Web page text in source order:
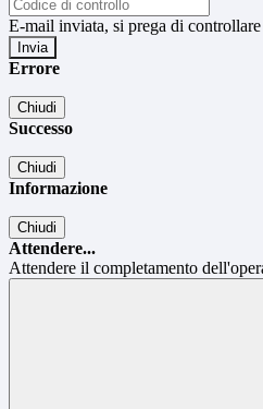
E-mail inviata, si prega di
Errore
Chiudi
Successo
Chiudi
Informazione
Chiudi
Attendere...
Attendere il completamento